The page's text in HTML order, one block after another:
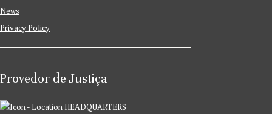
News
Privacy Policy
Provedor de Justiça
HEADQUARTERS